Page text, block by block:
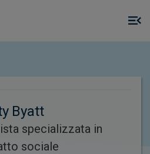
Byatt
specializzata in
sociale